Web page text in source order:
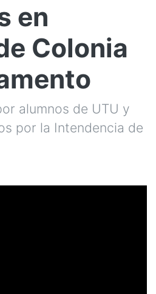
en
Colonia
alumnos de UTU y
por la Intendencia de